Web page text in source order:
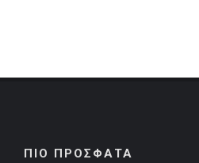
ΠΙΟ ΠΡΟΣΦΑΤΑ